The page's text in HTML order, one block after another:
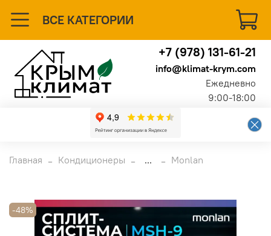
ВСЕ КАТЕГОРИИ
+7 (978) 131-61-21
info@klimat-krym.com
Ежедневно
9:00-18:00
Главная Кондиционеры ... Monlan
-48%